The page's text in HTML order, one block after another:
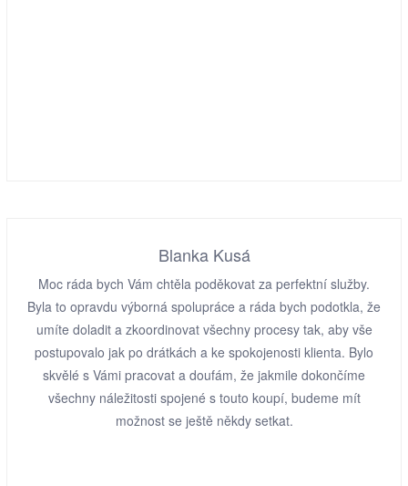
Blanka Kusá
Moc ráda bych Vám chtěla poděkovat za perfektní služby.
Byla to opravdu výborná spolupráce a ráda bych podotkla, že
umíte doladit a zkoordinovat všechny procesy tak, aby vše
postupovalo jak po drátkách a ke spokojenosti klienta. Bylo
skvělé s Vámi pracovat a doufám, že jakmile dokončíme
všechny náležitosti spojené s touto koupí, budeme mít
možnost se ještě někdy setkat.